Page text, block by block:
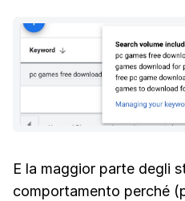
E la maggior parte degli
comportamento perché